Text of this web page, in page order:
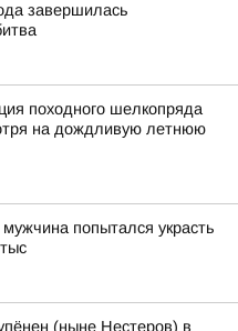
завершилась
походного шелкопряда
на дождливую летнюю
попытался украсть
(ныне Нестеров) в